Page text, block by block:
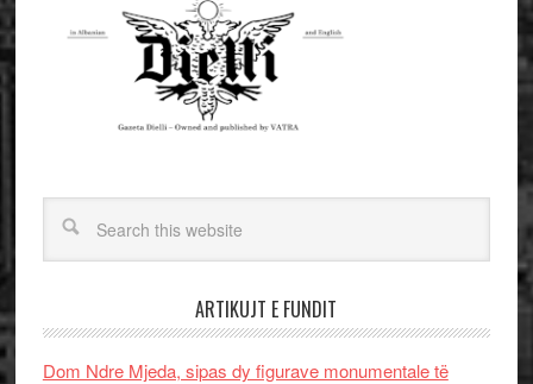
ARTIKUJT E FUNDIT
Dom Ndre Mjeda, sipas dy figurave monumentale të